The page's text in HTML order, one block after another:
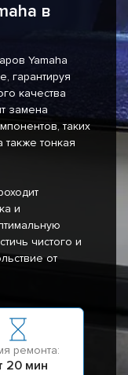
в
Yamaha
гарантируя
качества
замена
таких
также тонкая
и
чистого и
от
ремонта:
20 мин